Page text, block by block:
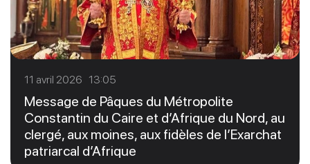
11 avril 2026 13:05
Message de Pâques du Métropolite
Constantin du Caire et d’Afrique du Nord, au
clergé, aux moines, aux fidèles de l’Exarchat
patriarcal d’Afrique